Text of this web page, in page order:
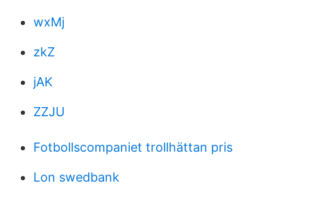
wxMj
zkZ
jAK
ZZJU
Fotbollscompaniet trollhättan pris
Lon swedbank